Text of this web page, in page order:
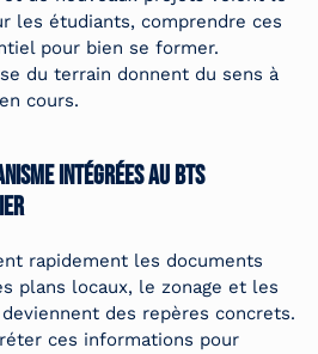
les étudiants, comprendre ces
pour bien se former.
du terrain donnent du sens à
cours.
intégrées au BTS
rapidement les documents
plans locaux, le zonage et les
des repères concrets.
ces informations pour